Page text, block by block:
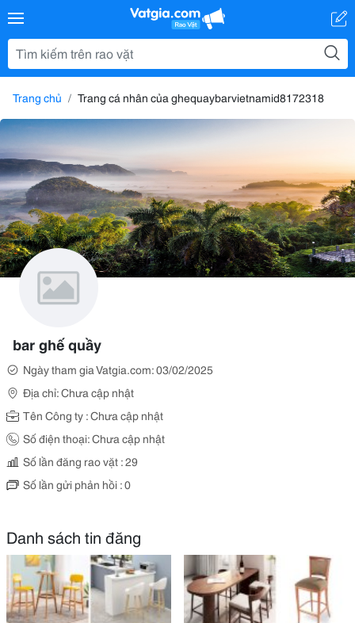
Trang chủ Trang cá nhân của ghequaybarvietnamid8172318
bar ghế quầy
Ngày tham gia Vatgia.com: 03/02/2025
Địa chỉ: Chưa cập nhật
Tên Công ty : Chưa cập nhật
Số điện thoại: Chưa cập nhật
Số lần đăng rao vặt : 29
Số lần gửi phản hồi : 0
Danh sách tin đăng